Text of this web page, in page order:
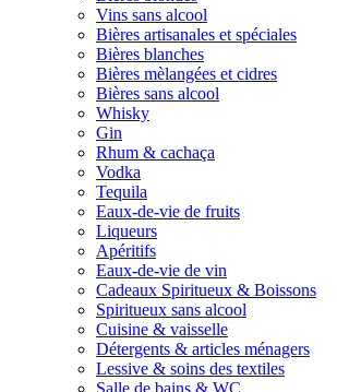
Vins sans alcool
Bières artisanales et spéciales
Bières blanches
Bières mèlangées et cidres
Bières sans alcool
Whisky
Gin
Rhum & cachaça
Vodka
Tequila
Eaux-de-vie de fruits
Liqueurs
Apéritifs
Eaux-de-vie de vin
Cadeaux Spiritueux & Boissons
Spiritueux sans alcool
Cuisine & vaisselle
Détergents & articles ménagers
Lessive & soins des textiles
Salle de bains & WC